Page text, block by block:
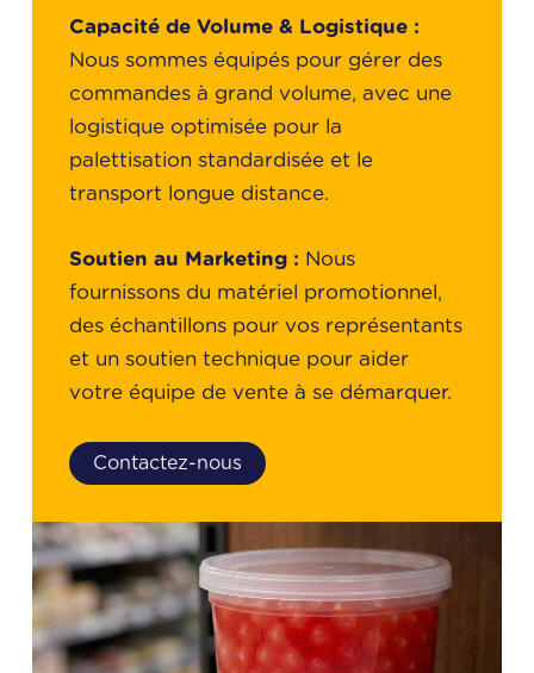
Capacité de Volume & Logistique :
Nous sommes équipés pour gérer des
commandes à grand volume, avec une
logistique optimisée pour la
palettisation standardisée et le
transport longue distance.
Soutien au Marketing : Nous
fournissons du matériel promotionnel,
des échantillons pour vos représentants
et un soutien technique pour aider
votre équipe de vente à se démarquer.
Contactez-nous